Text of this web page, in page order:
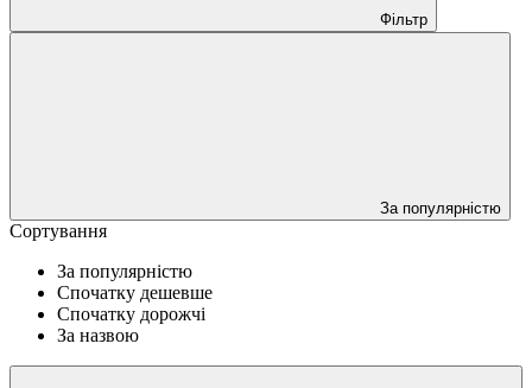
Фільтр
За популярністю
Сортування
За популярністю
Спочатку дешевше
Спочатку дорожчі
За назвою